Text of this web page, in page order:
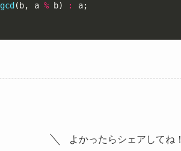
gcd ( b, a % b) : a;
よかったらシェアしてね！